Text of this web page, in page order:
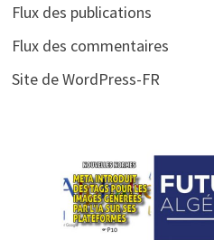
Flux des publications
Flux des commentaires
Site de WordPress-FR